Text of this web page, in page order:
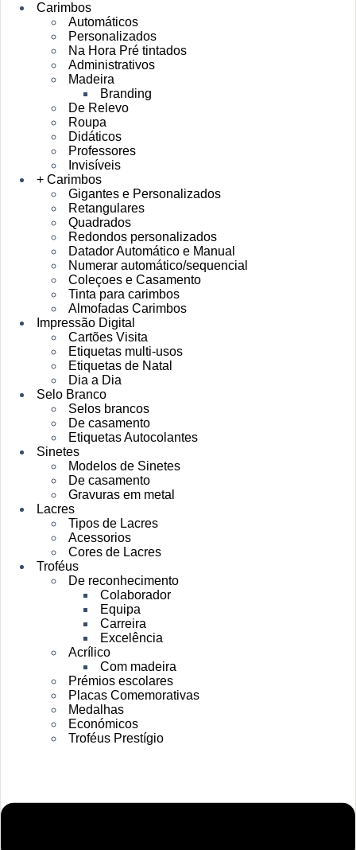
Carimbos
Automáticos
Personalizados
Na Hora Pré tintados
Administrativos
Madeira
Branding
De Relevo
Roupa
Didáticos
Professores
Invisíveis
+ Carimbos
Gigantes e Personalizados
Retangulares
Quadrados
Redondos personalizados
Datador Automático e Manual
Numerar automático/sequencial
Coleçoes e Casamento
Tinta para carimbos
Almofadas Carimbos
Impressão Digital
Cartões Visita
Etiquetas multi-usos
Etiquetas de Natal
Dia a Dia
Selo Branco
Selos brancos
De casamento
Etiquetas Autocolantes
Sinetes
Modelos de Sinetes
De casamento
Gravuras em metal
Lacres
Tipos de Lacres
Acessorios
Cores de Lacres
Troféus
De reconhecimento
Colaborador
Equipa
Carreira
Excelência
Acrílico
Com madeira
Prémios escolares
Placas Comemorativas
Medalhas
Económicos
Troféus Prestígio